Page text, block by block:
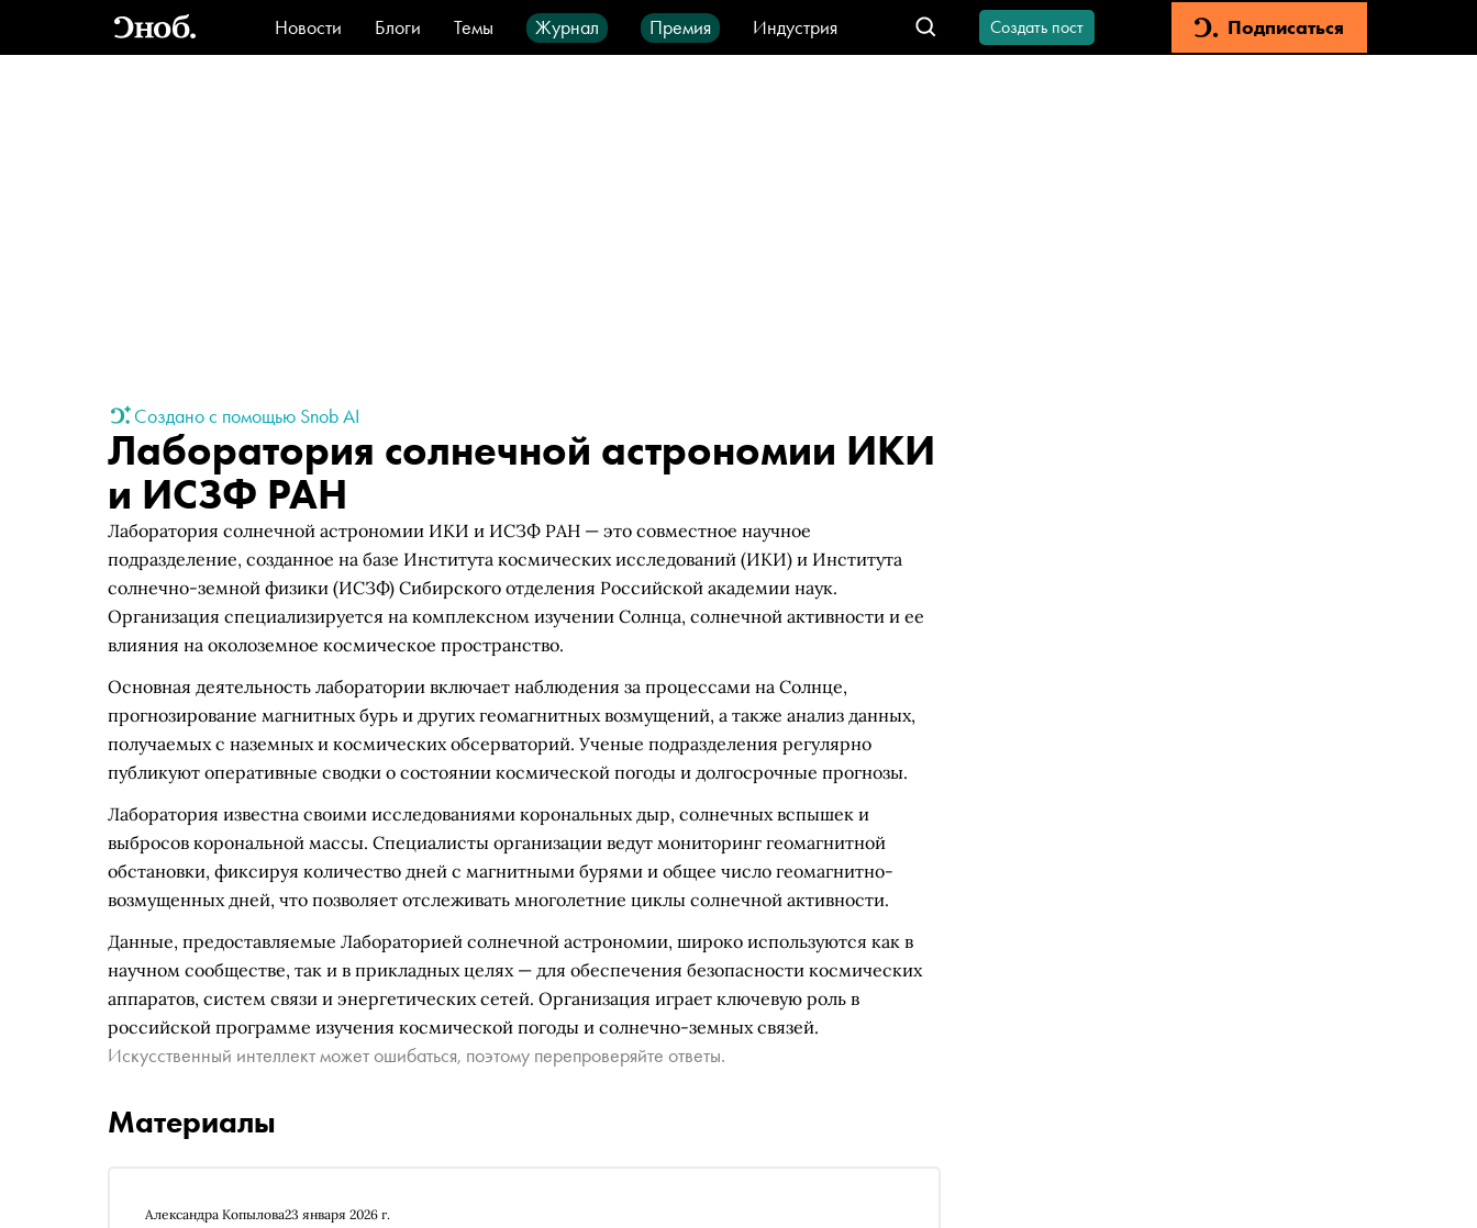
Новости Блоги Темы Журнал Премия
Индустрия
Стиль
Видео Город IT-продукты
Создать пост Подписаться
Создано с помощью Snob AI
Лаборатория солнечной астрономии ИКИ
и ИСЗФ РАН
Лаборатория солнечной астрономии ИКИ и ИСЗФ РАН — это совместное научное
подразделение, созданное на базе Института космических исследований (ИКИ) и Института
солнечно-земной физики (ИСЗФ) Сибирского отделения Российской академии наук.
Организация специализируется на комплексном изучении Солнца, солнечной активности и ее
влияния на околоземное космическое пространство.
Основная деятельность лаборатории включает наблюдения за процессами на Солнце,
прогнозирование магнитных бурь и других геомагнитных возмущений, а также анализ данных,
получаемых с наземных и космических обсерваторий. Ученые подразделения регулярно
публикуют оперативные сводки о состоянии космической погоды и долгосрочные прогнозы.
Лаборатория известна своими исследованиями корональных дыр, солнечных вспышек и
выбросов корональной массы. Специалисты организации ведут мониторинг геомагнитной
обстановки, фиксируя количество дней с магнитными бурями и общее число геомагнитно-
возмущенных дней, что позволяет отслеживать многолетние циклы солнечной активности.
Данные, предоставляемые Лабораторией солнечной астрономии, широко используются как в
научном сообществе, так и в прикладных целях — для обеспечения безопасности космических
аппаратов, систем связи и энергетических сетей. Организация играет ключевую роль в
российской программе изучения космической погоды и солнечно-земных связей.
Искусственный интеллект может ошибаться, поэтому перепроверяйте ответы.
Материалы
Александра Копылова23 января 2026 г.